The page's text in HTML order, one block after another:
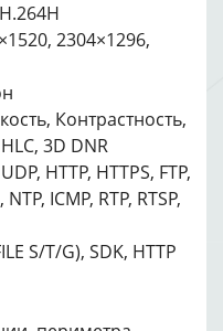
2304×1296,
Контрастность,
3D DNR
HTTP, HTTPS, FTP,
ICMP, RTP, RTSP,
S/T/G), SDK, HTTP